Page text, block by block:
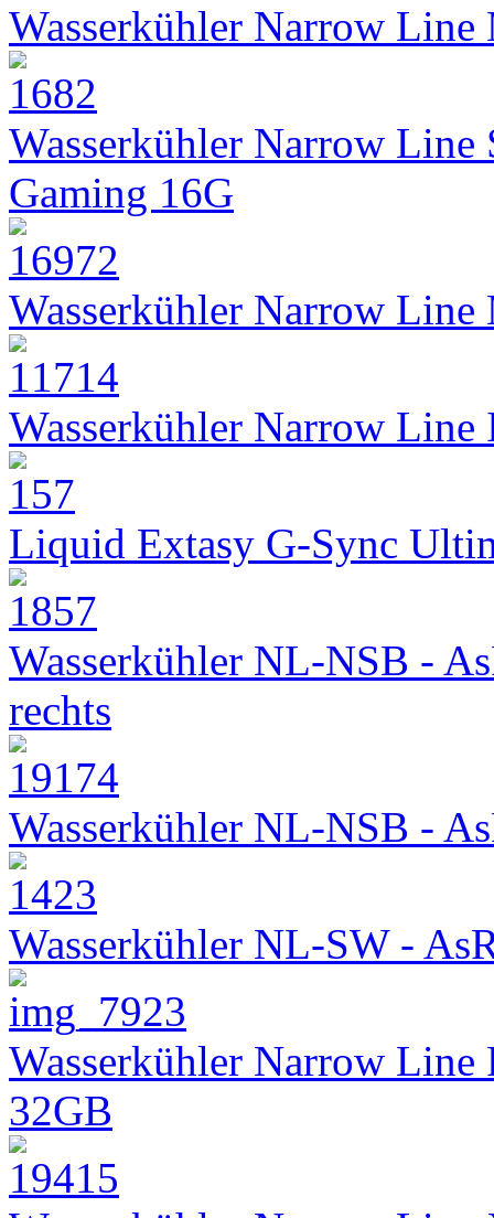
Wasserkühler Narrow
Wasserkühler Narrow
Gaming 16G
Wasserkühler Narrow
Wasserkühler Narrow
Liquid Extasy G-Sync
Wasserkühler NL-NSB -
rechts
Wasserkühler NL-NSB -
Wasserkühler NL-SW -
Wasserkühler Narrow
32GB